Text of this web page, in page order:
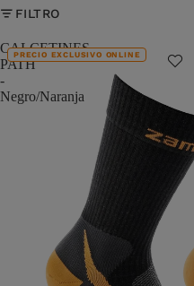
FILTRO
CALCETINES
PATH
-
Negro/Naranja
PRECIO EXCLUSIVO ONLINE